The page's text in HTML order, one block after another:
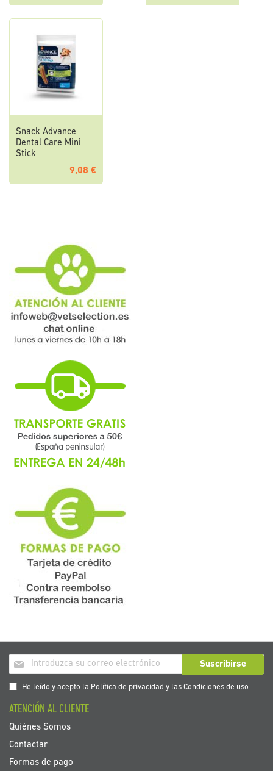
Snack Advance
Dental Care Mini
Stick
9,08 €
Inscríbase
a
nuestro
de
noticias:
Suscribirse
He leído y acepto la Política de privacidad y lasCondiciones de uso
ATENCIÓN AL CLIENTE
Quiénes Somos
Contactar
Formas de pago